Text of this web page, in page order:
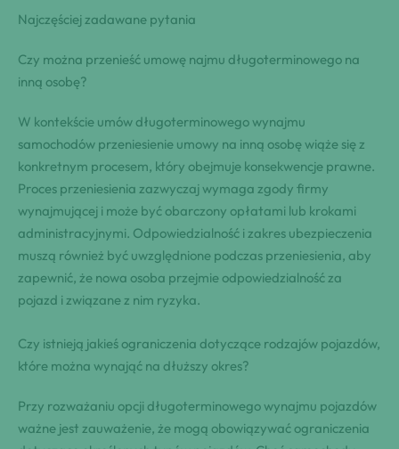
Najczęściej zadawane pytania
Czy można przenieść umowę najmu długoterminowego na
inną osobę?
W kontekście umów długoterminowego wynajmu
samochodów przeniesienie umowy na inną osobę wiąże się z
konkretnym procesem, który obejmuje konsekwencje prawne.
Proces przeniesienia zazwyczaj wymaga zgody firmy
wynajmującej i może być obarczony opłatami lub krokami
administracyjnymi. Odpowiedzialność i zakres ubezpieczenia
muszą również być uwzględnione podczas przeniesienia, aby
zapewnić, że nowa osoba przejmie odpowiedzialność za
pojazd i związane z nim ryzyka.
Czy istnieją jakieś ograniczenia dotyczące rodzajów pojazdów,
które można wynająć na dłuższy okres?
Przy rozważaniu opcji długoterminowego wynajmu pojazdów
ważne jest zauważenie, że mogą obowiązywać ograniczenia